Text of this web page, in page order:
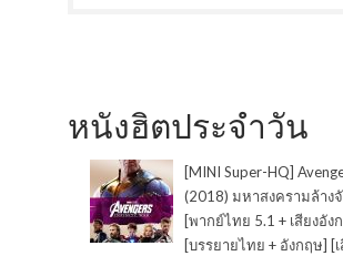
หนังฮิตประจำวัน
[MINI Super-HQ]
(2018) มหาสงครามล้าง
[พากย์ไทย 5.1 + เสียงอัง
[บรรยายไทย + อังกฤษ] [